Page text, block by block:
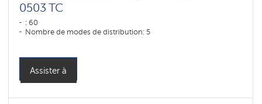
0503 TC
: 60
Nombre de modes de distribution: 5
Assister à